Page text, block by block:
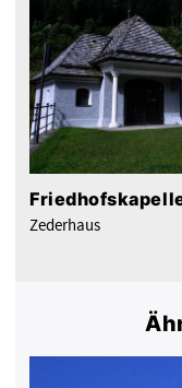
Zederhaus